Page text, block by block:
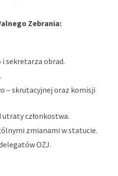
Zebrania:
sekretarza obrad.
– skrutacyjnej oraz komisji
utraty członkostwa.
zmianami w statucie.
OZJ.